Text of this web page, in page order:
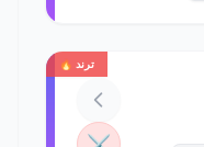
ترند 🔥